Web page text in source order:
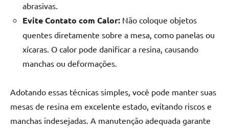
abrasivas.
Evite Contato com Calor: Não coloque objetos
quentes diretamente sobre a mesa, como panelas ou
xícaras. O calor pode danificar a resina, causando
manchas ou deformações.
Adotando essas técnicas simples, você pode manter suas
mesas de resina em excelente estado, evitando riscos e
manchas indesejadas. A manutenção adequada garante